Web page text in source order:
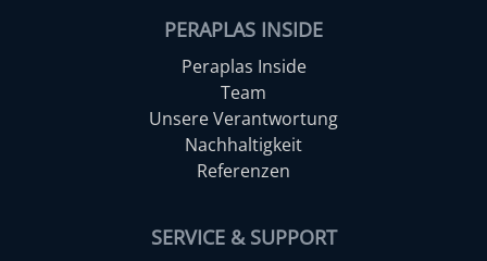
PERAPLAS INSIDE
Peraplas Inside
Team
Unsere Verantwortung
Nachhaltigkeit
Referenzen
SERVICE & SUPPORT